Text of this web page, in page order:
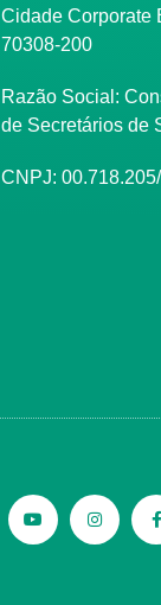
Cidade Corporate
70308-200
Razão Social:
de Secretários de
CNPJ: